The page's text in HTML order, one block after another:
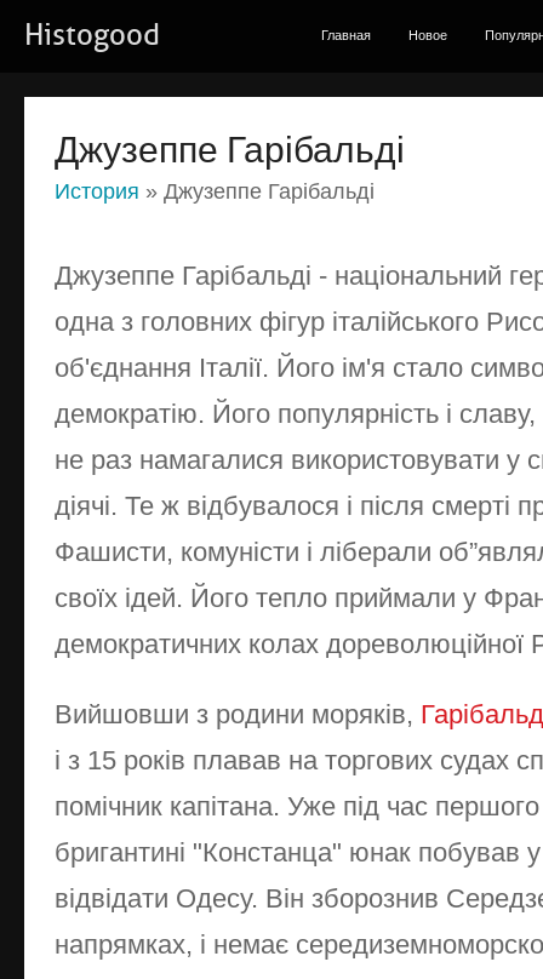
Histogood Главная Новое
Джузеппе Гарібальді
История » Джузеппе Гарібальді
Джузеппе Гарібальді - національний
одна з головних фігур італійського
об'єднання Італії. Його ім'я стало
демократію. Його популярність і
не раз намагалися використовувати у
діячі. Те ж відбувалося і після смерті
Фашисти, комуністи і ліберали
своїх ідей. Його тепло приймали у
демократичних колах дореволюційної
Вийшовши з родини моряків,
і з 15 років плавав на торгових судах
помічник капітана. Уже під час
бригантині "Констанца" юнак побував у
відвідати Одесу. Він зборознив
напрямках, і немає